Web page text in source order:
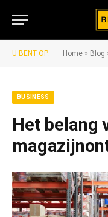
U BENT OP: Home » Blog
BUSINESS
Het belang